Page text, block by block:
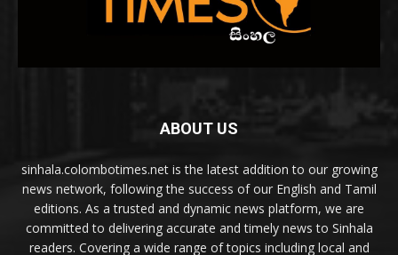
ABOUT US
sinhala.colombotimes.net is the latest addition to our growing
news network, following the success of our English and Tamil
editions. As a trusted and dynamic news platform, we are
committed to delivering accurate and timely news to Sinhala
readers. Covering a wide range of topics including local and